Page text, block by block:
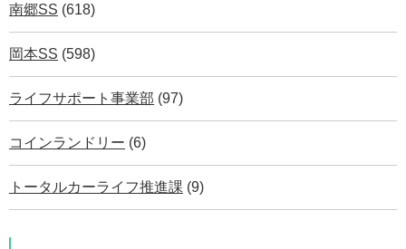
南郷SS (618)
岡本SS (598)
ライフサポート事業部 (97)
コインランドリー (6)
トータルカーライフ推進課 (9)